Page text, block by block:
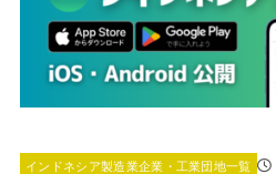
インドネシア製造業企業・工業団地一覧